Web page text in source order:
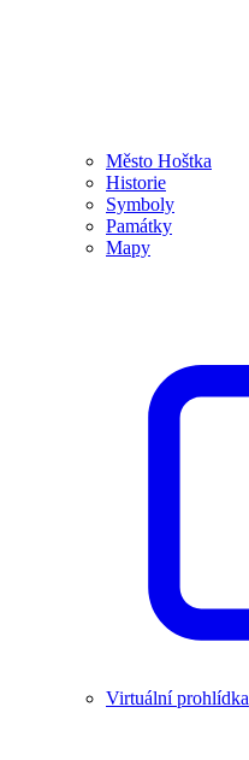
Město Hoštka
Historie
Symboly
Památky
Mapy
Virtuální prohlídka